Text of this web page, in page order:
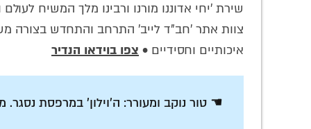
שירת 'יחי אדוננו מורנו ורבינו מלך המשיח
צוות אתר 'חב"ד לייב' התרחב והתחדש בצורה
איכותיים וחסידיים • צפו בוידאו הנדיר
☚ טור נוקב ומעורר: ה'וילון' במרפסת